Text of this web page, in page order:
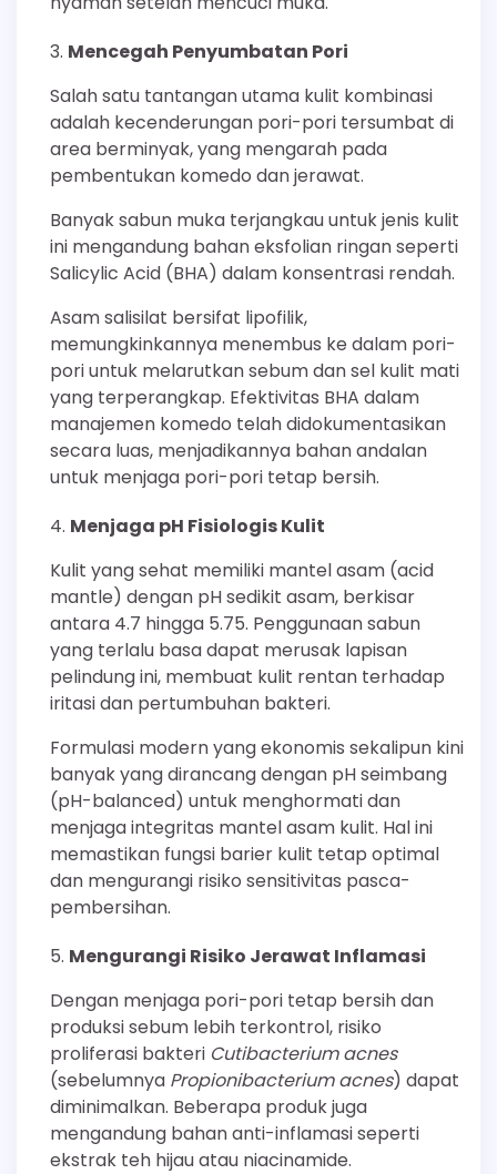
Mencegah Penyumbatan Pori
Salah satu tantangan utama kulit kombinasi
adalah kecenderungan pori-pori tersumbat di
area berminyak, yang mengarah pada
pembentukan komedo dan jerawat.
Banyak sabun muka terjangkau untuk jenis kulit
ini mengandung bahan eksfolian ringan seperti
Salicylic Acid (BHA) dalam konsentrasi rendah.
Asam salisilat bersifat lipofilik,
memungkinkannya menembus ke dalam pori-
pori untuk melarutkan sebum dan sel kulit mati
yang terperangkap. Efektivitas BHA dalam
manajemen komedo telah didokumentasikan
secara luas, menjadikannya bahan andalan
untuk menjaga pori-pori tetap bersih.
Menjaga pH Fisiologis Kulit
Kulit yang sehat memiliki mantel asam (acid
mantle) dengan pH sedikit asam, berkisar
antara 4.7 hingga 5.75. Penggunaan sabun
yang terlalu basa dapat merusak lapisan
pelindung ini, membuat kulit rentan terhadap
iritasi dan pertumbuhan bakteri.
Formulasi modern yang ekonomis sekalipun kini
banyak yang dirancang dengan pH seimbang
(pH-balanced) untuk menghormati dan
menjaga integritas mantel asam kulit. Hal ini
memastikan fungsi barier kulit tetap optimal
dan mengurangi risiko sensitivitas pasca-
pembersihan.
Mengurangi Risiko Jerawat Inflamasi
Dengan menjaga pori-pori tetap bersih dan
produksi sebum lebih terkontrol, risiko
proliferasi bakteri Cutibacterium acnes
(sebelumnya Propionibacterium acnes) dapat
diminimalkan. Beberapa produk juga
mengandung bahan anti-inflamasi seperti
ekstrak teh hijau atau niacinamide.